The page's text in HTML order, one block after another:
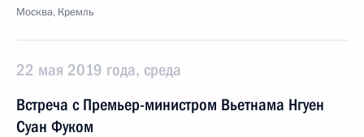
Москва, Кремль
22 мая 2019 года, среда
Встреча с Премьер-министром Вьетнама Нгуен
Суан Фуком